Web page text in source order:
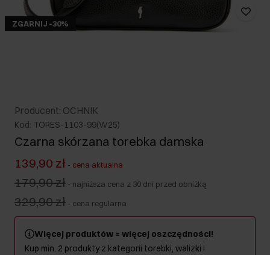
ZGARNIJ -30%
Producent: OCHNIK
Kod: TORES-1103-99(W25)
Czarna skórzana torebka damska
139,90 zł - cena aktualna
179,90 zł - najniższa cena z 30 dni przed obniżką
329,90 zł - cena regularna
Więcej produktów = więcej oszczędności!
Kup min. 2 produkty z kategorii torebki, walizki i